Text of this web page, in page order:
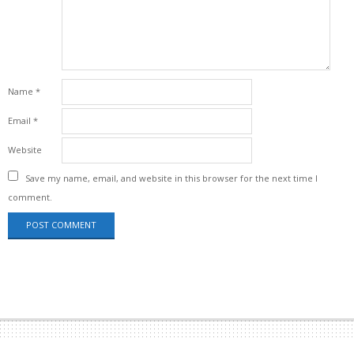
Name *
Email *
Website
Save my name, email, and website in this browser for the next time I
comment.